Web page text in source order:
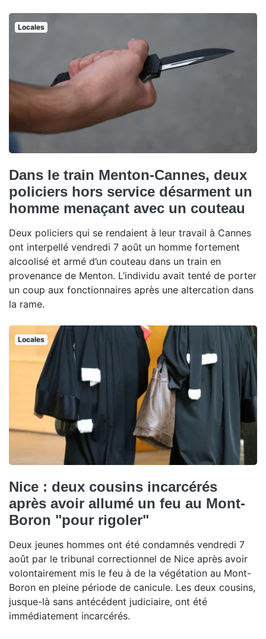
Locales
Dans le train Menton-Cannes, deux
policiers hors service désarment un
homme menaçant avec un couteau
Deux policiers qui se rendaient à leur travail à Cannes
ont interpellé vendredi 7 août un homme fortement
alcoolisé et armé d’un couteau dans un train en
provenance de Menton. L’individu avait tenté de porter
un coup aux fonctionnaires après une altercation dans
la rame.
Locales
Nice : deux cousins incarcérés
après avoir allumé un feu au Mont-
Boron "pour rigoler"
Deux jeunes hommes ont été condamnés vendredi 7
août par le tribunal correctionnel de Nice après avoir
volontairement mis le feu à de la végétation au Mont-
Boron en pleine période de canicule. Les deux cousins,
jusque-là sans antécédent judiciaire, ont été
immédiatement incarcérés.